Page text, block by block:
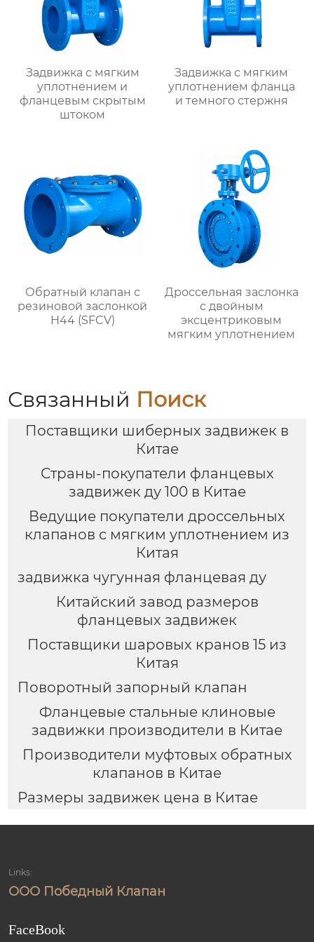
Задвижка с мягким
уплотнением и
фланцевым скрытым
штоком
Задвижка с мягким
уплотнением фланца
и темного стержня
Обратный клапан с
резиновой заслонкой
H44 (SFCV)
Дроссельная заслонка
с двойным
эксцентриковым
мягким уплотнением
Связанный Поиск
Поставщики шиберных задвижек в
Китае
Страны-покупатели фланцевых
задвижек ду 100 в Китае
Ведущие покупатели дроссельных
клапанов с мягким уплотнением из
Китая
задвижка чугунная фланцевая ду
Китайский завод размеров
фланцевых задвижек
Поставщики шаровых кранов 15 из
Китая
Поворотный запорный клапан
Фланцевые стальные клиновые
задвижки производители в Китае
Производители муфтовых обратных
клапанов в Китае
Размеры задвижек цена в Китае
Links:
ООО Победный Клапан
FaceBook